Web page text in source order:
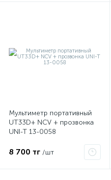
Мультиметр портативный
UT33D+ NCV + прозвонка
UNI-T 13-0058
8 700 тг /шт